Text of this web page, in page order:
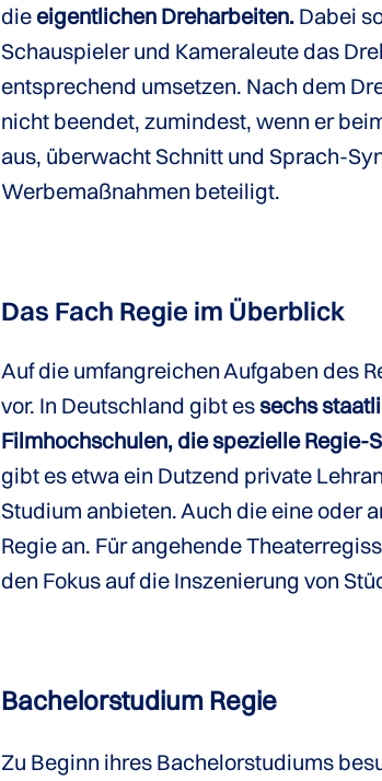
dieeigentlichen Dreharbeiten. Dabei
Schauspieler und Kameraleute das
entsprechend umsetzen. Nach dem
nicht beendet, zumindest, wenn er
aus, überwacht Schnitt und Sprach-
Werbemaßnahmen beteiligt.
Das Fach Regie im Überblick
Auf die umfangreichen Aufgaben des
vor. In Deutschland gibt essechs
Filmhochschulen, die spezielle Regie-
gibt es etwa ein Dutzend private
Studium anbieten. Auch die eine oder
Regie an. Für angehende
den Fokus auf die Inszenierung von
Bachelorstudium Regie
Zu Beginn ihres Bachelorstudiums